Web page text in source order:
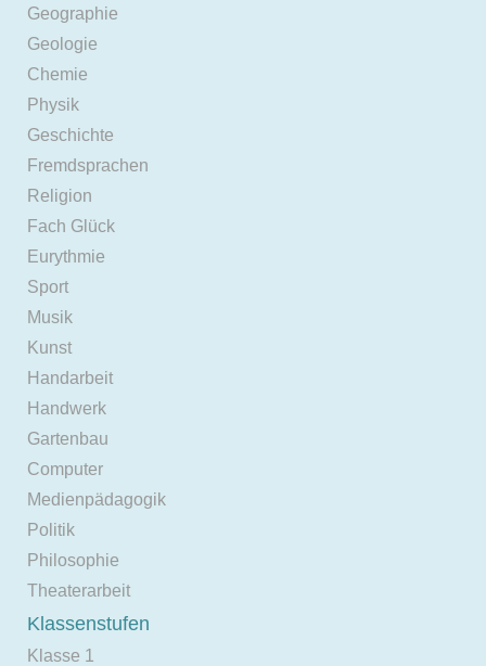
Geographie
Geologie
Chemie
Physik
Geschichte
Fremdsprachen
Religion
Fach Glück
Eurythmie
Sport
Musik
Kunst
Handarbeit
Handwerk
Gartenbau
Computer
Medienpädagogik
Politik
Philosophie
Theaterarbeit
Klassenstufen
Klasse 1